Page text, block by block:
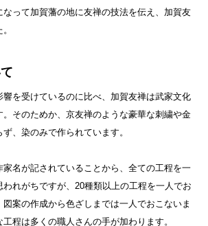
なって加賀藩の地に友禅の技法を伝え、加賀友
を受けているのに比べ、加賀友禅は武家文化
そのためか、京友禅のような豪華な刺繍や金
、染のみで作られています。
家名が記されていることから、全ての工程を一
われがちですが、20種類以上の工程を一人でお
図案の作成から色ざしまでは一人でおこないま
程は多くの職人さんの手が加わります。